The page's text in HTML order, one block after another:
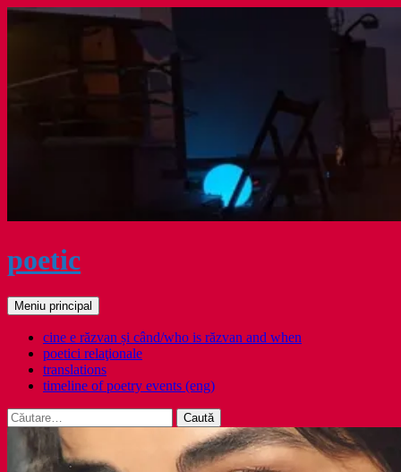
Sari
poetic
Caută
Meniu principal
cine e răzvan și când/who is răzvan and when
poetici relaţionale
translations
timeline of poetry events (eng)
Caută
după: